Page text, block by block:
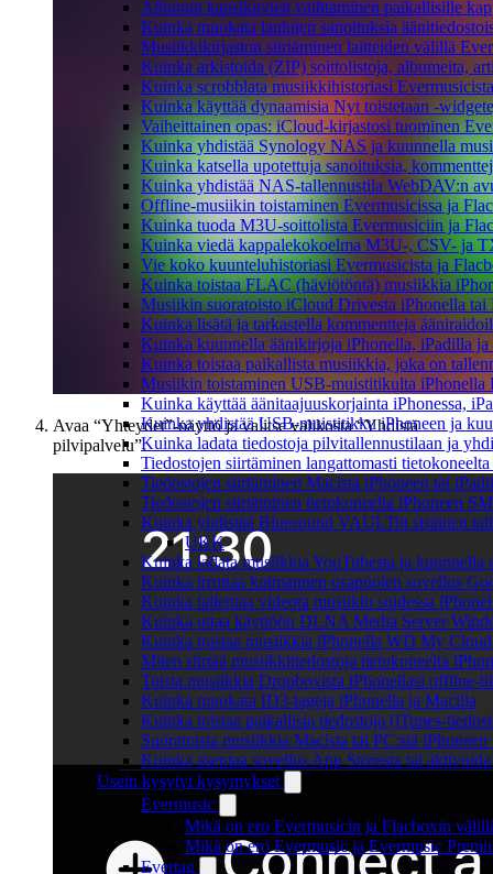
Albumin kansikuvien vaihtaminen paikallisille
Kuinka muokata laulujen sanoituksia
Musiikkikirjaston siirtäminen laitteiden välillä
Kuinka arkistoida (ZIP) soittolistoja, albumeita,
Kuinka scrobblata musiikkihistoriasi
Kuinka käyttää dynaamisia Nyt toistetaan -
Vaiheittainen opas: iCloud-kirjastosi tuominen
Kuinka yhdistää Synology NAS ja kuunnella
Kuinka katsella upotettuja sanoituksia,
Kuinka yhdistää NAS-tallennustila WebDAV:n
Offline-musiikin toistaminen Evermusicissa ja
Kuinka tuoda M3U-soittolista Evermusiciin ja
Kuinka viedä kappalekokoelma M3U-, CSV- ja
Vie koko kuunteluhistoriasi Evermusicista ja
Kuinka toistaa FLAC (häviötöntä) musiikkia
Musiikin suoratoisto iCloud Drivesta iPhonella tai
Kuinka lisätä ja tarkastella kommentteja
Kuinka kuunnella äänikirjoja iPhonella, iPadilla
Kuinka toistaa paikallista musiikkia, joka on
Musiikin toistaminen USB-muistitikulta
Kuinka käyttää äänitaajuuskorjainta iPhonessa,
Kuinka yhdistää USB-muistitikku iPhoneen ja
Kuinka ladata tiedostoja pilvitallennustilaan ja
Tiedostojen siirtäminen langattomasti
Tiedostojen siirtäminen Macista iPhoneen tai
Tiedostojen siirtäminen tietokoneelta iPhoneen
Kuinka yhdistää Bluesound VAULTin sisäinen
UKK
Kuinka ladata musiikkia YouTubesta ja
Kuinka irrottaa kolmannen osapuolen sovellus
Kuinka tallentaa videota musiikin soidessa
Kuinka ottaa käyttöön DLNA Media Server
Kuinka toistaa musiikkia iPhonella WD My
Miten siirtää musiikkitiedostoja tietokoneelta
Toista musiikkia Dropboxista iPhonellasi offline-
Kuinka muokata ID3-tageja iPhonella ja Macilla
Kuinka toistaa paikallisia tiedostoja (iTunes-
Suoratoista musiikkia Macista tai PC:stä
Kuinka asentaa sovellus App Storesta tai
Usein kysytyt kysymykset
Evermusic
Mikä on ero Evermusicin ja Flacboxin
Mikä on ero Evermusic ja Evermusic
Evertag
Avaa “Yhteydet”-näyttö ja valitse valikosta “Yhdistä
pilvipalvelu”.